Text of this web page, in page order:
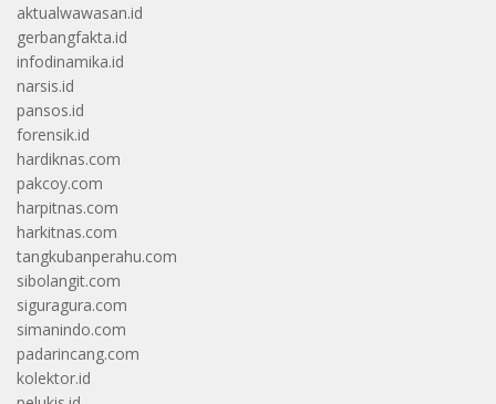
aktualwawasan.id
gerbangfakta.id
infodinamika.id
narsis.id
pansos.id
forensik.id
hardiknas.com
pakcoy.com
harpitnas.com
harkitnas.com
tangkubanperahu.com
sibolangit.com
siguragura.com
simanindo.com
padarincang.com
kolektor.id